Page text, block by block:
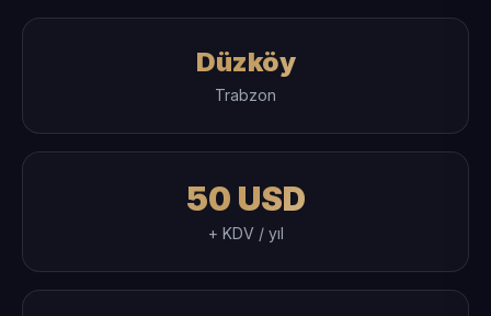
Düzköy
Trabzon
50 USD
+ KDV / yıl